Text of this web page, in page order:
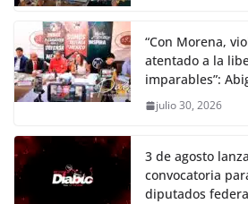
“Con Morena,
atentado a la
imparables”:
julio 30, 2026
3 de agosto
convocatoria
diputados